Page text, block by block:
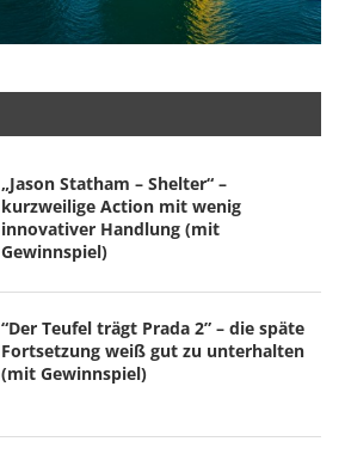
„Jason Statham – Shelter“ –
kurzweilige Action mit wenig
innovativer Handlung (mit
Gewinnspiel)
“Der Teufel trägt Prada 2” – die späte
Fortsetzung weiß gut zu unterhalten
(mit Gewinnspiel)